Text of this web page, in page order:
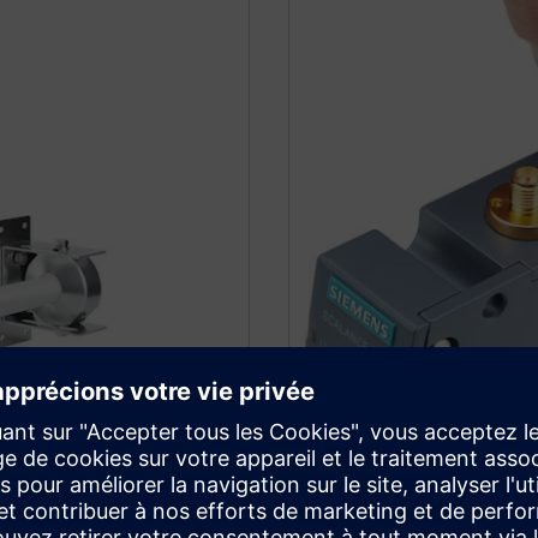
de montage adaptés
fil optimale, une
Bouchons pour
Les supports de stockage
CLP sont utilisés pour